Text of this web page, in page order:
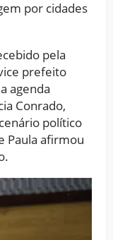
por cidades
pela
prefeito
agenda
Conrado,
político
Paula afirmou